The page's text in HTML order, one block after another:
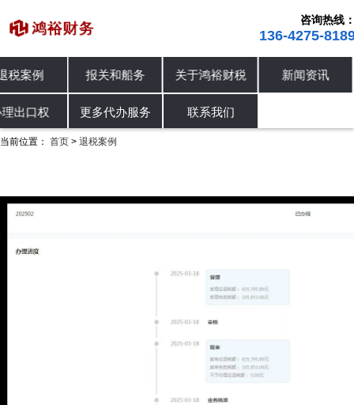
咨询热线
136-4275-
税案例
出口权
报关和船务
更多代办服务
关于鸿裕财税
联系我们
新闻资讯
进出口退税 退税案例 办理出口权
当前位置： 首页 > 退税案例